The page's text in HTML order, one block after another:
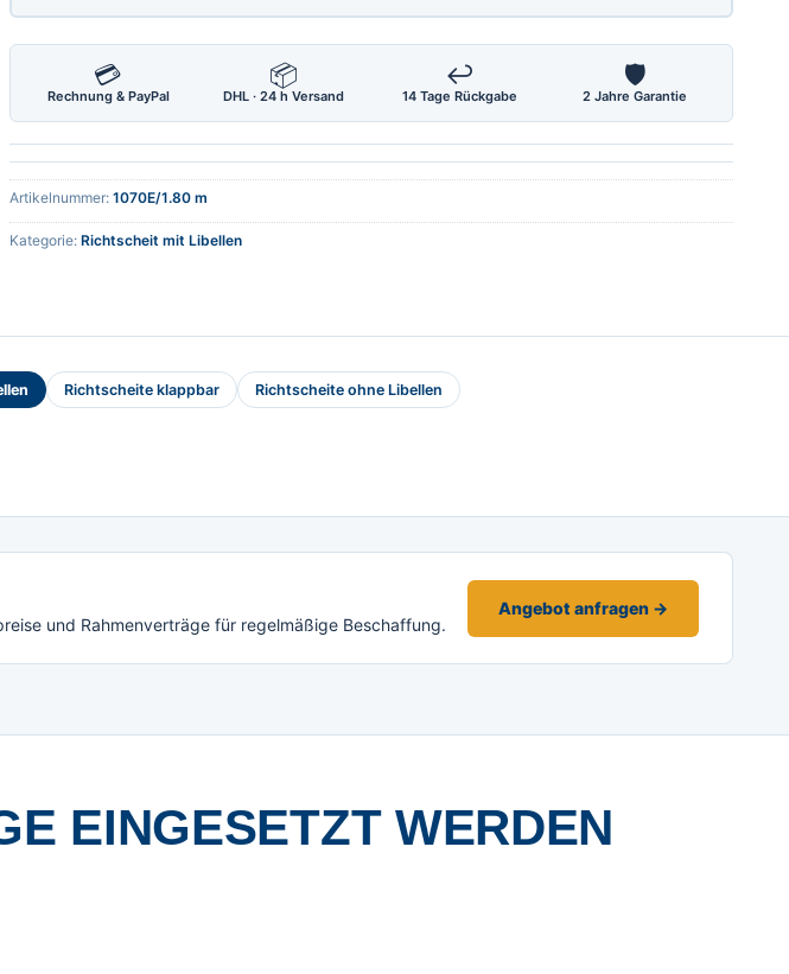
💳
Rechnung & PayPal
📦
DHL · 24 h Versand
↩
14 Tage Rückgabe
🛡
2 Jahre Garantie
Artikelnummer: 1070E/1.80 m
Kategorie: Richtscheit mit Libellen
Richtscheite klappbar Richtscheite ohne Libellen
und Rahmenverträge für regelmäßige Beschaffung.
Angebot anfragen →
EINGESETZT WERDEN